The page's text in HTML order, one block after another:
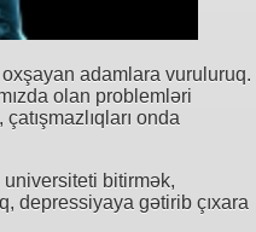
adamlara vuruluruq.
olan problemləri
onda
bitirmək,
depressiyaya gətirib çıxara